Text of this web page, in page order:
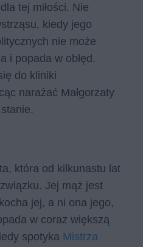
tej miłości. Nie
kiedy jego
nie może
i popada w obłęd.
do kliniki
narażać Małgorzaty
która od kilkunastu lat
Jej mąż jest
jej, a ni ona jego,
w coraz większą
spotyka Mistrza